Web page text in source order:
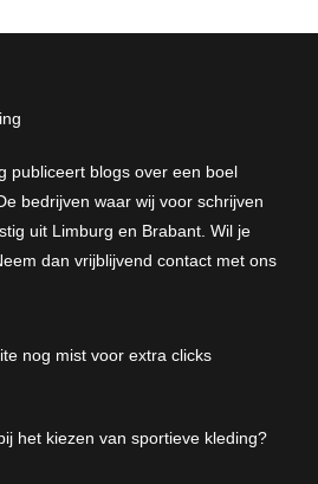
publiceert blogs over een boel
bedrijven waar wij voor schrijven
uit Limburg en Brabant. Wil je
dan vrijblijvend contact met ons
nog mist voor extra clicks
het kiezen van sportieve kleding?